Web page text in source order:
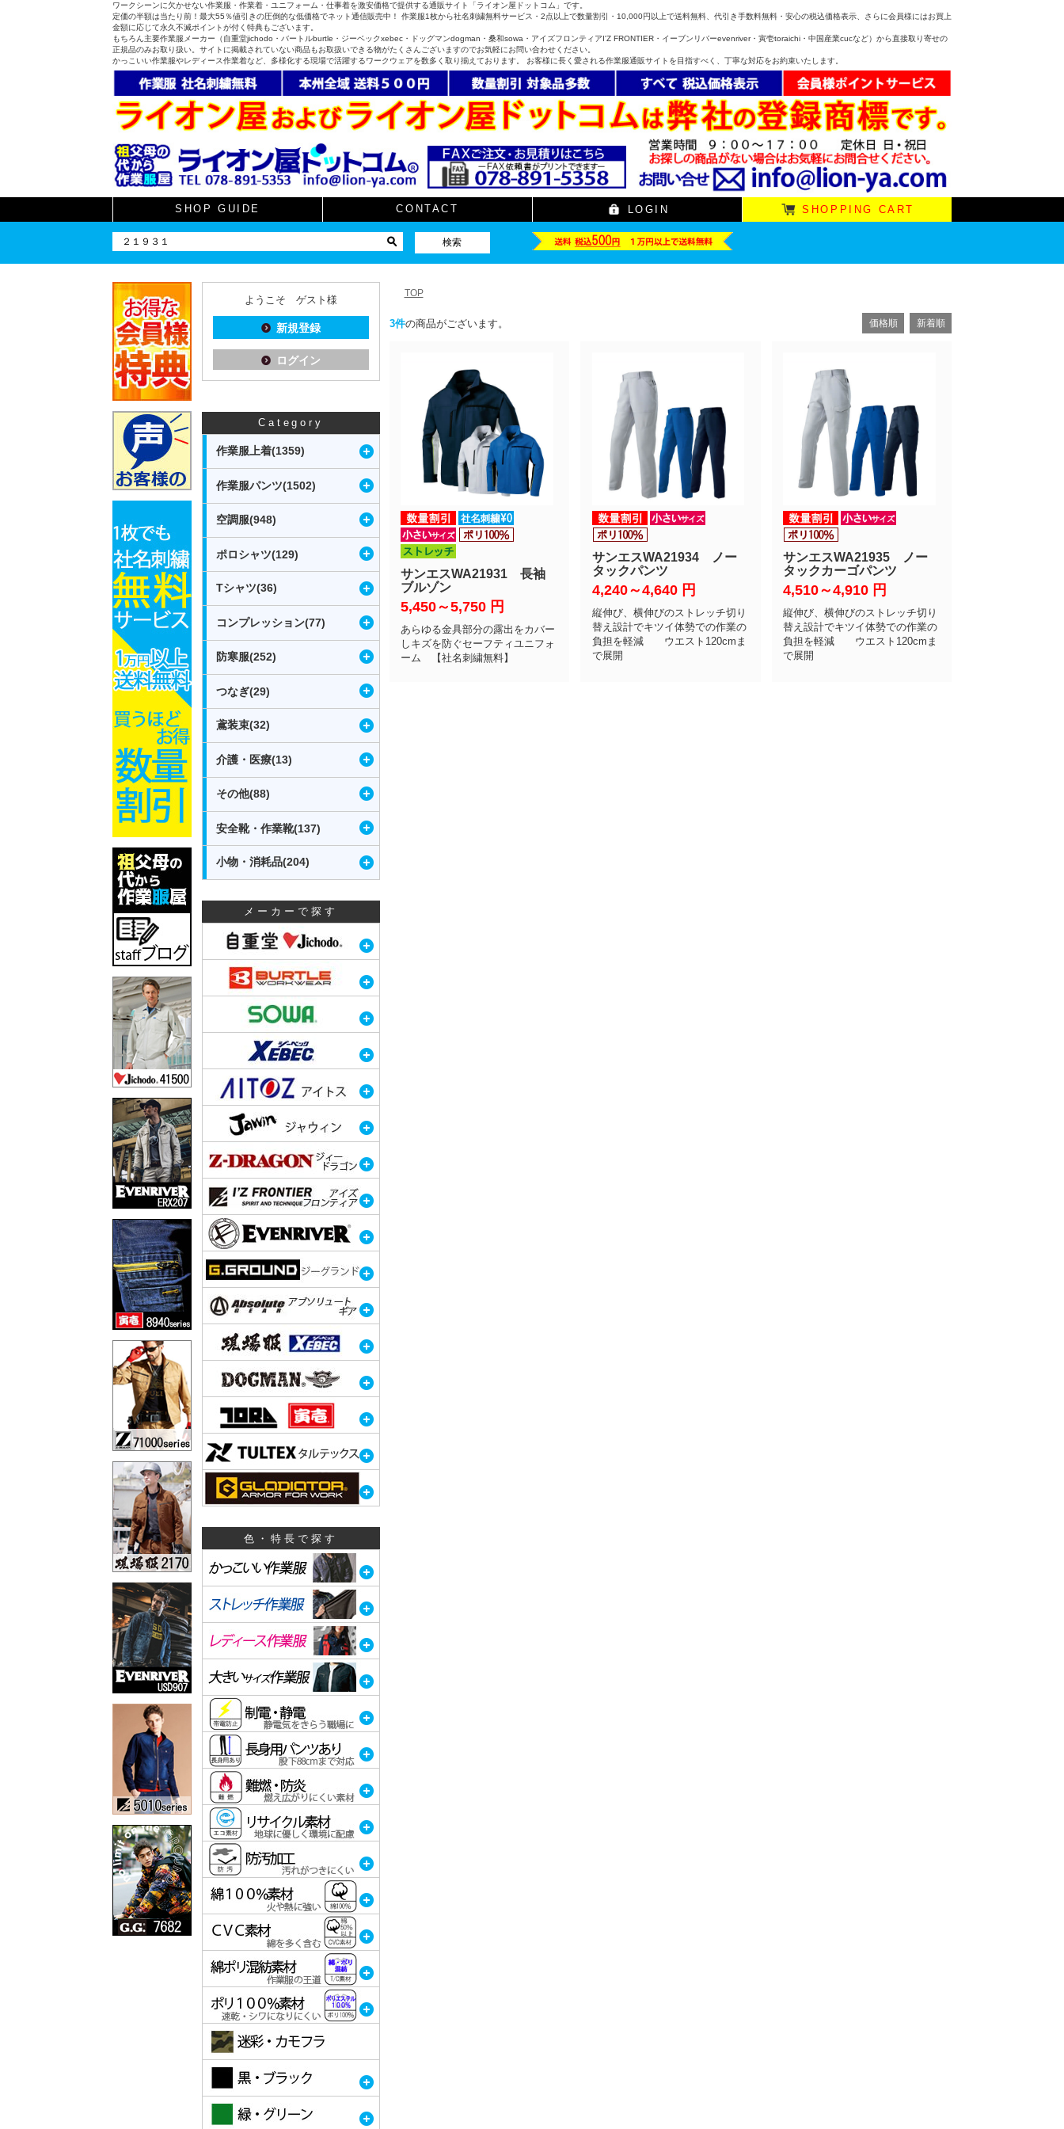
ワークシーンに欠かせない作業服・作業着・ユニフォーム・仕事着を激安価格で提供する通販サイト「ライオン屋ドットコム」です。
定価の半額は当たり前！最大55％値引きの圧倒的な低価格でネット通信販売中！ 作業服1枚から社名刺繍無料サービス・2点以上で数量割引・10,000円以上で送料無料、代引き手数料無料・安心の税込価格表示、さらに会員様にはお買上
金額に応じて永久不滅ポイントが付く特典もございます。
もちろん主要作業服メーカー（自重堂jichodo・バートルburtle・ジーベックxebec・ドッグマンdogman・桑和sowa・アイズフロンティアI'Z FRONTIER・イーブンリバーevenriver・寅壱toraichi・中国産業cucなど）から直接取り寄せの
正規品のみお取り扱い。サイトに掲載されていない商品もお取扱いできる物がたくさんございますのでお気軽にお問い合わせください。
かっこいい作業服やレディース作業着など、多様化する現場で活躍するワークウェアを数多く取り揃えております。 お客様に長く愛される作業服通販サイトを目指すべく、丁寧な対応をお約束いたします。
SHOP GUIDE CONTACT LOGIN SHOPPING CART
TOP
3件の商品がございます。 価格順 新着順
サンエスWA21931 長袖
ブルゾン
5,450～5,750 円
あらゆる金具部分の露出をカバー
しキズを防ぐセーフティユニフォ
ーム 【社名刺繍無料】
サンエスWA21934 ノー
タックパンツ
4,240～4,640 円
縦伸び、横伸びのストレッチ切り
替え設計でキツイ体勢での作業の
負担を軽減 ウエスト120cmま
で展開
サンエスWA21935 ノー
タックカーゴパンツ
4,510～4,910 円
縦伸び、横伸びのストレッチ切り
替え設計でキツイ体勢での作業の
負担を軽減 ウエスト120cmま
で展開
ようこそ ゲスト様
新規登録
ログイン
Category
作業服上着(1359)
作業服パンツ(1502)
空調服(948)
ポロシャツ(129)
Tシャツ(36)
コンプレッション(77)
防寒服(252)
つなぎ(29)
鳶装束(32)
介護・医療(13)
その他(88)
安全靴・作業靴(137)
小物・消耗品(204)
メーカーで探す
色・特長で探す